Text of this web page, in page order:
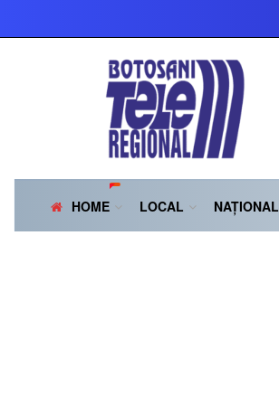
HOME LOCAL NAȚIONAL